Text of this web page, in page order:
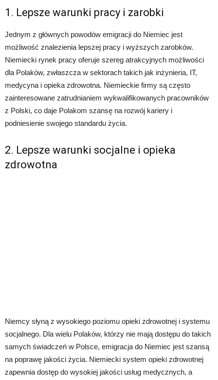
1. Lepsze warunki pracy i zarobki
Jednym z głównych powodów emigracji do Niemiec jest
możliwość znalezienia lepszej pracy i wyższych zarobków.
Niemiecki rynek pracy oferuje szereg atrakcyjnych możliwości
dla Polaków, zwłaszcza w sektorach takich jak inżynieria, IT,
medycyna i opieka zdrowotna. Niemieckie firmy są często
zainteresowane zatrudnianiem wykwalifikowanych pracowników
z Polski, co daje Polakom szansę na rozwój kariery i
podniesienie swojego standardu życia.
2. Lepsze warunki socjalne i opieka
zdrowotna
Niemcy słyną z wysokiego poziomu opieki zdrowotnej i systemu
socjalnego. Dla wielu Polaków, którzy nie mają dostępu do takich
samych świadczeń w Polsce, emigracja do Niemiec jest szansą
na poprawę jakości życia. Niemiecki system opieki zdrowotnej
zapewnia dostęp do wysokiej jakości usług medycznych, a